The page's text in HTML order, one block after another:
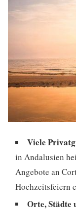
Viele
in Andalusien
Angebote an
Hochzeitsfeiern
Orte, Städte